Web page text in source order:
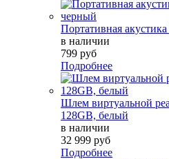
Портативная
в наличии
799 руб
Подробнее
Шлем виртуальной
128GB, белый
в наличии
32 999 руб
Подробнее